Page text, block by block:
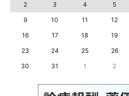
2
3 4 5
9
10 11 12
16
17 18 19
23
24 25 26
30
31 1 2